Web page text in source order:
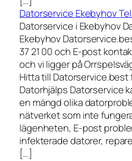
Datorservice Ekebyhov Tel
Datorservice i Ekebyhov
Ekebyhov
37 21 00 och E-post
och vi ligger på
Hitta till Datorservice.best
Datorhjälps Datorservice
en mängd olika
nätverket som inte
lägenheten, E-post
infekterade datorer,
[…]